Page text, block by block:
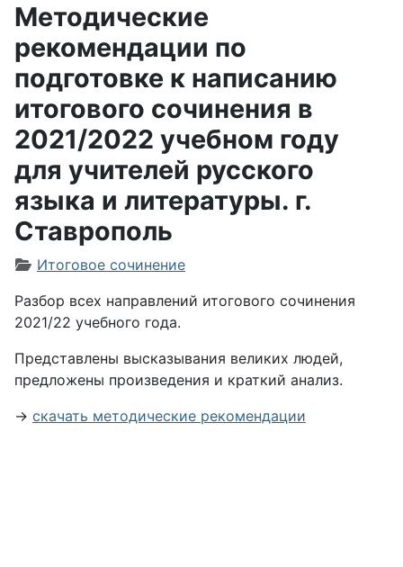
Методические
рекомендации по
подготовке к написанию
итогового сочинения в
2021/2022 учебном году
для учителей русского
языка и литературы. г.
Ставрополь
Информация о материале
Итоговое сочинение
Разбор всех направлений итогового сочинения
2021/22 учебного года.
Представлены высказывания великих людей,
предложены произведения и краткий анализ.
→ скачать методические рекомендации